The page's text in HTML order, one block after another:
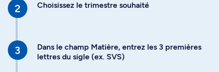
Choisissez le trimestre souhaité
Dans le champ Matière, entrez les 3 premières
lettres du sigle (ex. SVS)